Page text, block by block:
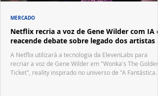
Netflix recria a voz de Gene Wilder com IA e
reacende debate sobre legado dos artistas
A Netflix utilizará a tecnologia da ElevenLabs para
recriar a voz de Gene Wilder em "Wonka's The Golden
Ticket", reality inspirado no universo de "A Fantástica
MERCADO